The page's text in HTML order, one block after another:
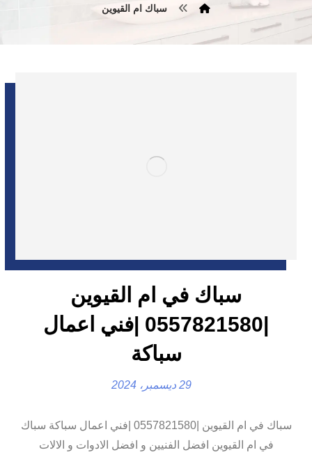
سباك ام القيوين
سباك في ام القيوين
|0557821580 |فني اعمال
سباكة
29 ديسمبر، 2024
سباك في ام القيوين |0557821580 |فني اعمال سباكة سباك
في ام القيوين افضل الفنيين و افضل الادوات و الالات